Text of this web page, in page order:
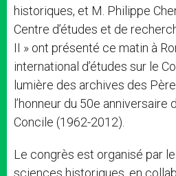
historiques, et M. Philippe
Centre d’études et de
II » ont présenté ce matin à
international d’études sur le
lumière des archives des
l’honneur du 50e anniversaire
Concile (1962-2012).
Le congrès est organisé par
sciences historiques, en